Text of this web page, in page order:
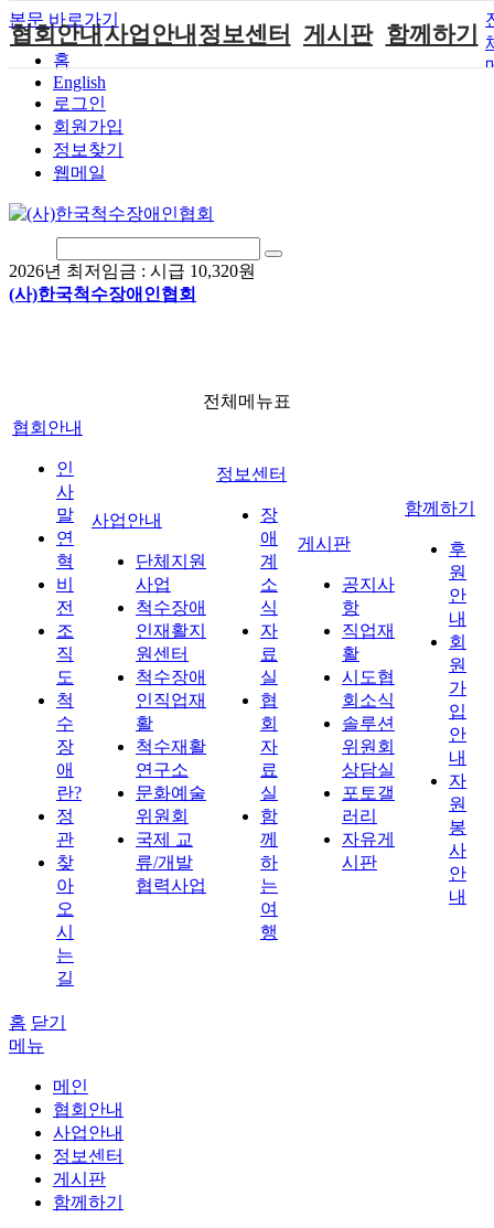
본문 바로가기
홈
English
로그인
회원가입
정보찾기
웹메일
2026년 최저임금 : 시급 10,320원
(사)한국척수장애인협회
협회안내
인사말
연혁
비전
조직도
척수장애란?
찾아오시는길
사업안내
단체지원사업
척수장애인재
활지원센터
척수장애인직
문화예술위원
회
정보센터 게시판 함께하기
전체메뉴표
협회안내
인
사
말
연
혁
비
전
조
직
도
척
수
장
애
란?
정
관
찾
아
오
시
는
길
사업안내
단체지원
사업
척수장애
인재활지
원센터
척수장애
인직업재
활
척수재활
연구소
문화예술
위원회
국제 교
류/개발
협력사업
정보센터
장
애
계
소
식
자
료
실
협
회
자
료
실
함
께
하
는
여
행
게시판
공지사
항
직업재
활
시도협
회소식
솔루션
위원회
상담실
포토갤
러리
자유게
시판
함께하기
후
원
안
내
회
원
가
입
안
내
자
원
봉
사
안
내
홈 닫기
메뉴
메인
협회안내
사업안내
정보센터
게시판
함께하기